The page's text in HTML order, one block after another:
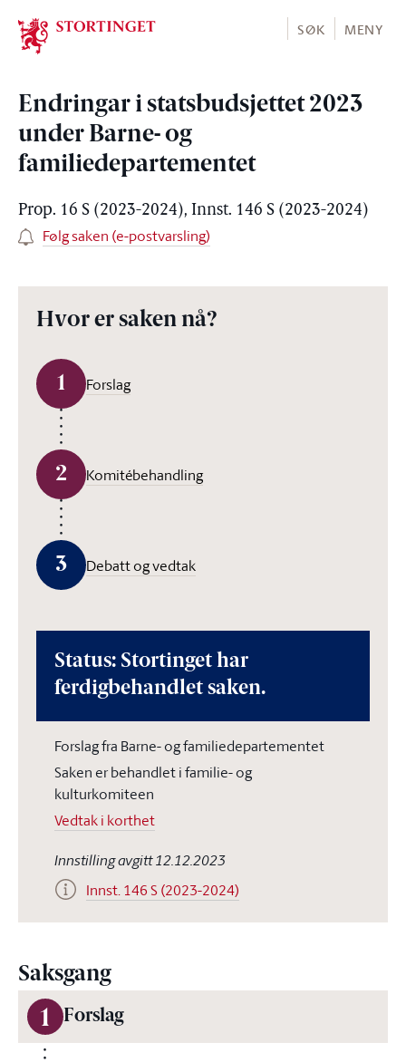
Stortinget.no
SØK MENY
Endringar i statsbudsjettet 2023
under Barne- og
familiedepartementet
Prop. 16 S (2023-2024), Innst. 146 S (2023-2024)
Følg saken (e-postvarsling)
Hvor er saken nå?
1 Forslag
2 Komitébehandling
3 Debatt og vedtak
Status: Stortinget har
ferdigbehandlet saken.
Forslag fra Barne- og familiedepartementet
Saken er behandlet i familie- og
kulturkomiteen
Vedtak i korthet
Innstilling avgitt 12.12.2023
Innst. 146 S (2023-2024)
Saksgang
1 Forslag